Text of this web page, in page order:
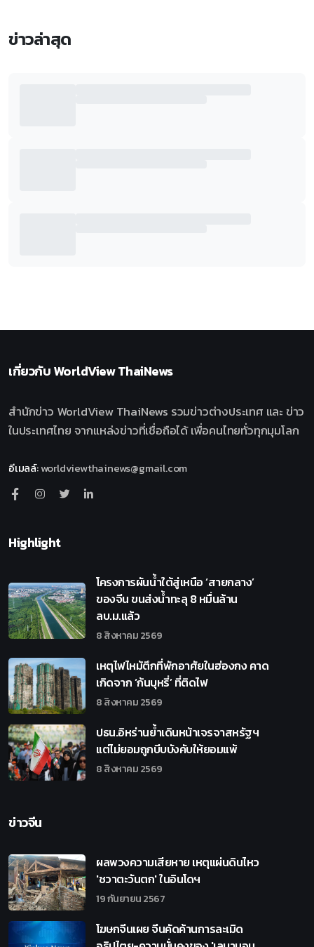
ข่าวล่าสุด
เกี่ยวกับWorldView ThaiNews
สำนักข่าว WorldView ThaiNews รวมข่าวต่างประเทศ และ ข่าว
ในประเทศไทย จากแหล่งข่าวที่เชื่อถือได้ เพื่อคนไทยทั่วทุกมุมโลก
อีเมลล์:worldviewthainews@gmail.com
Highlight
โครงการผันน้ำใต้สู่เหนือ ‘สายกลาง’
ของจีน ขนส่งน้ำทะลุ 8 หมื่นล้าน
ลบ.ม.แล้ว
8 สิงหาคม 2569
เหตุไฟไหม้ตึกที่พักอาศัยในฮ่องกง คาด
เกิดจาก ‘ก้นบุหรี่’ ที่ติดไฟ
8 สิงหาคม 2569
ปธน.อิหร่านย้ำเดินหน้าเจรจาสหรัฐฯ
แต่ไม่ยอมถูกบีบบังคับให้ยอมแพ้
8 สิงหาคม 2569
ข่าวจีน
ผลพวงความเสียหาย เหตุแผ่นดินไหว
'ชวาตะวันตก' ในอินโดฯ
19 กันยายน 2567
โฆษกจีนเผย จีนคัดค้านการละเมิด